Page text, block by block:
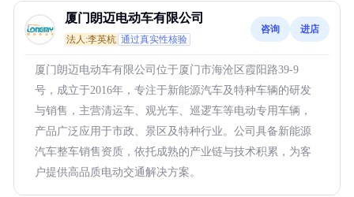
厦门朗迈电动车有限公司
法人:李英杭 通过真实性核验
咨询 进店
厦门朗迈电动车有限公司位于厦门市海沧区霞阳路39-9
号，成立于2016年，专注于新能源汽车及特种车辆的研发
与销售，主营清运车、观光车、巡逻车等电动专用车辆，
产品广泛应用于市政、景区及特种行业。公司具备新能源
汽车整车销售资质，依托成熟的产业链与技术积累，为客
户提供高品质电动交通解决方案。